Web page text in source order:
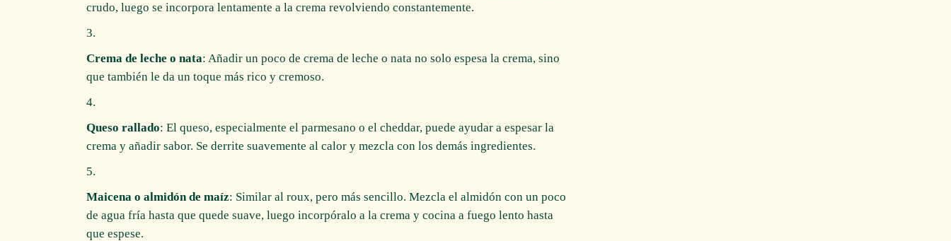
crudo, luego se incorpora lentamente a la crema revolviendo constantemente.
Crema de leche o nata: Añadir un poco de crema de leche o nata no solo espesa la crema, sino
que también le da un toque más rico y cremoso.
Queso rallado: El queso, especialmente el parmesano o el cheddar, puede ayudar a espesar la
crema y añadir sabor. Se derrite suavemente al calor y mezcla con los demás ingredientes.
Maicena o almidón de maíz: Similar al roux, pero más sencillo. Mezcla el almidón con un poco
de agua fría hasta que quede suave, luego incorpóralo a la crema y cocina a fuego lento hasta
que espese.